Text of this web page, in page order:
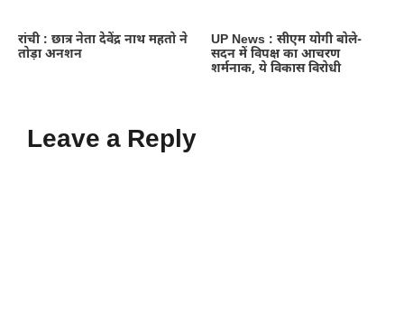
रांची : छात्र नेता देवेंद्र नाथ महतो ने
तोड़ा अनशन
UP News : सीएम योगी बोले-
सदन में विपक्ष का आचरण
शर्मनाक, ये विकास विरोधी
Leave a Reply